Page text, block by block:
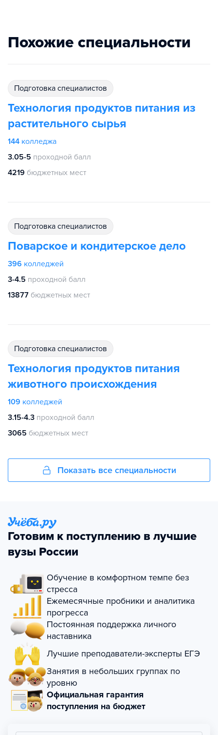
Похожие специальности
подготовка специалистов
Технология продуктов питания из
растительного сырья
144 колледжа
3.05-5 проходной балл
4219 бюджетных мест
подготовка специалистов
Поварское и кондитерское дело
396 колледжей
3-4.5 проходной балл
13877 бюджетных мест
подготовка специалистов
Технология продуктов питания
животного происхождения
109 колледжей
3.15-4.3 проходной балл
3065 бюджетных мест
Показать все специальности
Готовим к поступлению в лучшие
вузы России
Обучение в комфортном темпе без
стресса
Ежемесячные пробники и аналитика
прогресса
Постоянная поддержка личного
наставника
Лучшие преподаватели-эксперты ЕГЭ
Занятия в небольших группах по
уровню
Официальная гарантия
поступления на бюджет